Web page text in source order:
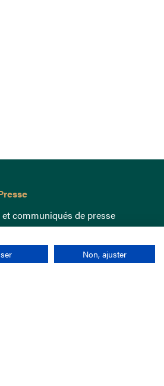
communiqués de presse
Non, ajuster